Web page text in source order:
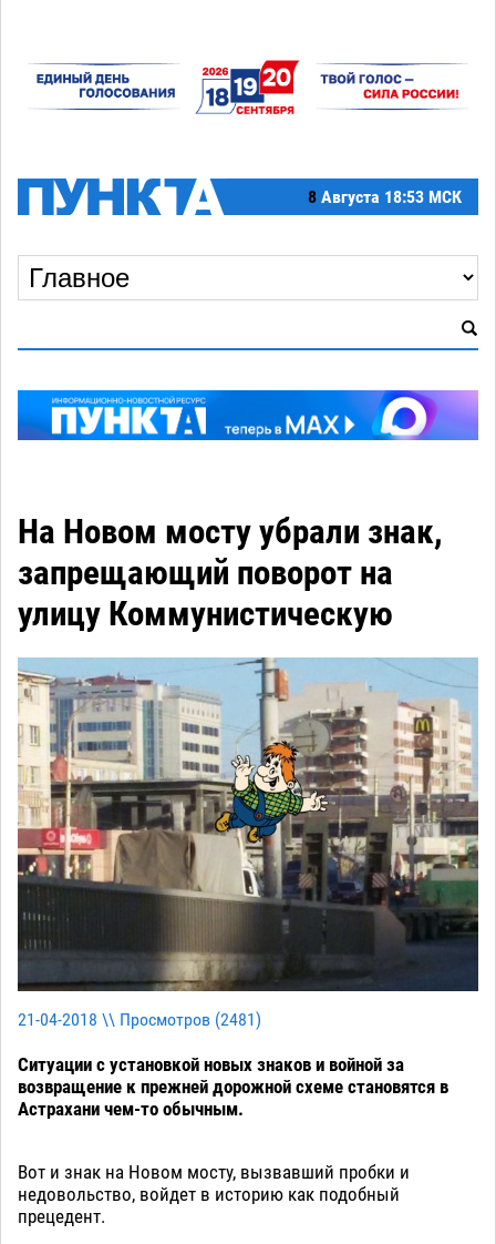
8 Августа 18:53 МСК
На Новом мосту убрали знак,
запрещающий поворот на
улицу Коммунистическую
21-04-2018 \\ Просмотров (2481)
Ситуации с установкой новых знаков и войной за
возвращение к прежней дорожной схеме становятся в
Астрахани чем-то обычным.
Вот и знак на Новом мосту, вызвавший пробки и
недовольство, войдет в историю как подобный
прецедент.